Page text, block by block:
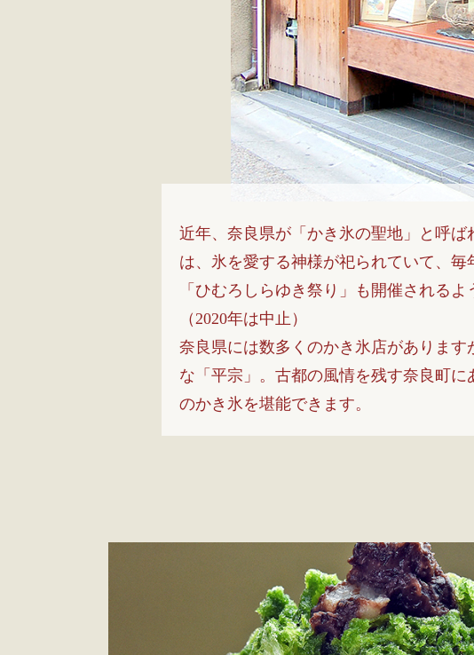
近年、奈良県が「かき氷の聖地」と呼
は、氷を愛する神様が祀られていて、
「ひむろしらゆき祭り」も開催される
（2020年は中止）
奈良県には数多くのかき氷店がありま
な「平宗」。古都の風情を残す奈良町
のかき氷を堪能できます。